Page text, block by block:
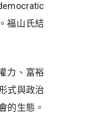
福山氏結
力、富裕
式與政治
的生態。